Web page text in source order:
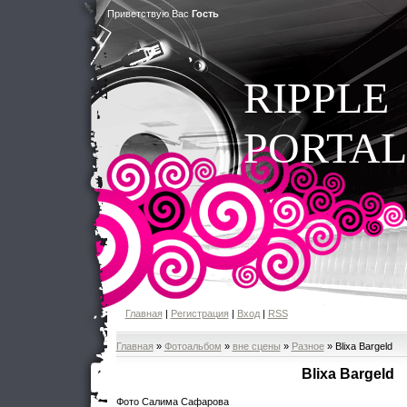
Приветствую Вас Гость
RIPPLE
PORTAL
Главная| Регистрация| Вход| RSS
Главная » Фотоальбом » вне сцены » Разное» Blixa Bargeld
Blixa Bargeld
Фото Салима Сафарова